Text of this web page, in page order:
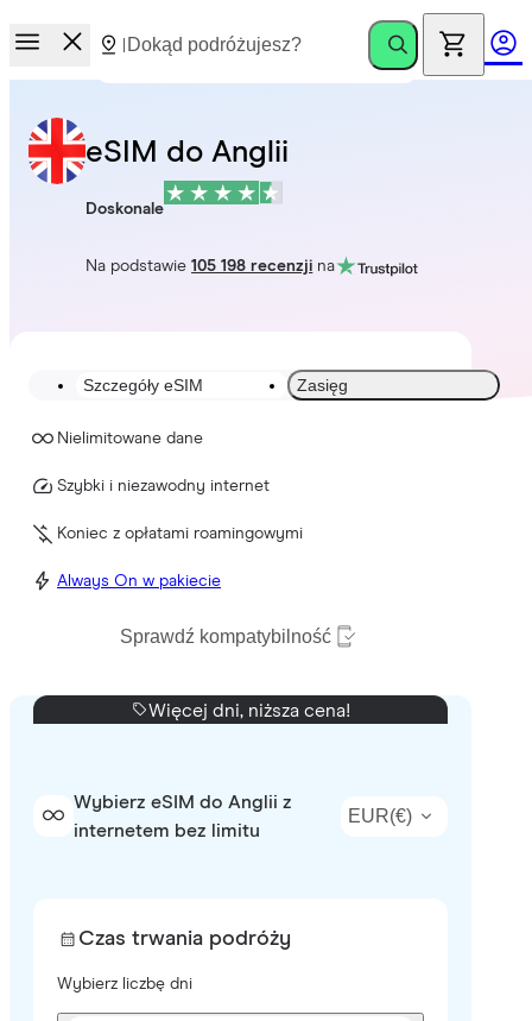
eSIM do Anglii
Doskonale
Na podstawie105 198 recenzji na
Szczegóły eSIM Zasięg
Nielimitowane dane
Szybki i niezawodny internet
Koniec z opłatami roamingowymi
Always On w pakiecie
Sprawdź kompatybilność
Więcej dni, niższa cena!
Wybierz eSIM do Anglii z
internetem bez limitu
EUR(€)
Czas trwania podróży
Wybierz liczbę dni